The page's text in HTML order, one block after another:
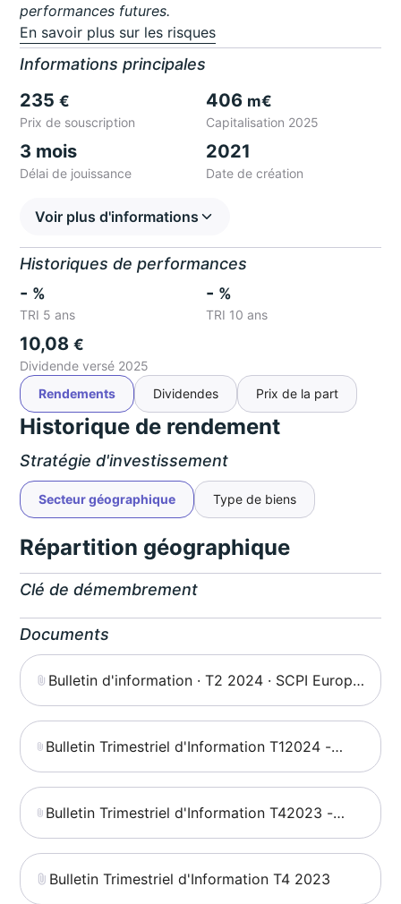
performances futures.
En savoir plus sur les risques
Informations principales
235€
Prix de souscription
406 m€
Capitalisation 2025
3 mois
Délai de jouissance
2021
Date de création
Voir plus d'informations
Historiques de performances
- %
TRI 5 ans
- %
TRI 10 ans
10,08€
Dividende versé 2025
Rendements
Dividendes Prix de la part
Historique de rendement
Stratégie d'investissement
Secteur géographique Type de biens
Répartition géographique
Clé de démembrement
Documents
Bulletin d'information · T2 2024 · SCPI Europe
Invest
Bulletin Trimestriel d'Information T12024 -
Sofidy Europe Invest
Bulletin Trimestriel d'Information T42023 -
Sofidy Europe Invest
Bulletin Trimestriel d'Information T4 2023